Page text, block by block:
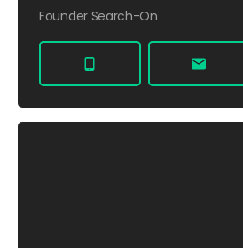
Founder Search-On